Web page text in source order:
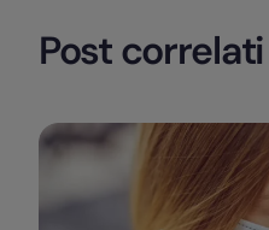
Post correlati